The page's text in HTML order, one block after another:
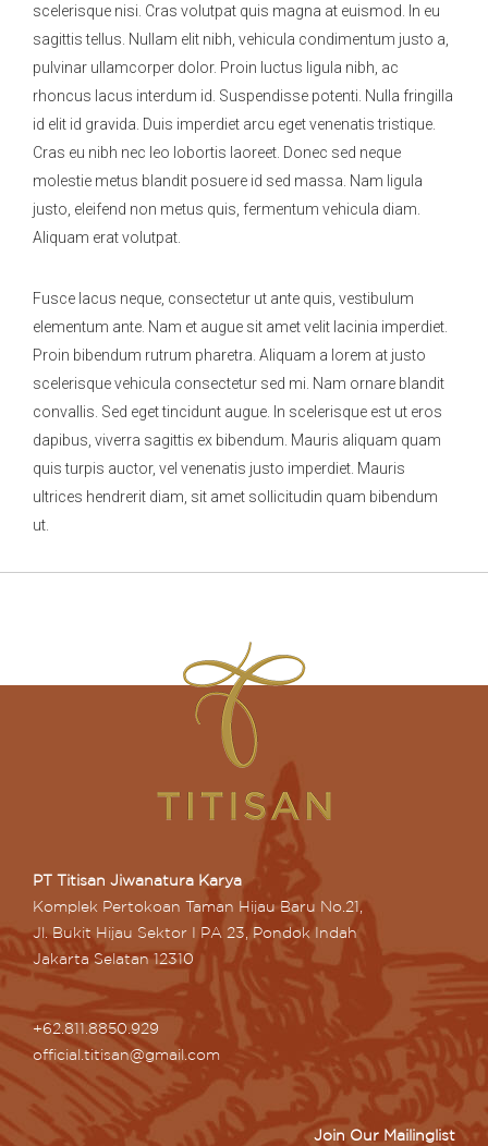
scelerisque nisi. Cras volutpat quis magna at euismod. In eu
sagittis tellus. Nullam elit nibh, vehicula condimentum justo a,
pulvinar ullamcorper dolor. Proin luctus ligula nibh, ac
rhoncus lacus interdum id. Suspendisse potenti. Nulla fringilla
id elit id gravida. Duis imperdiet arcu eget venenatis tristique.
Cras eu nibh nec leo lobortis laoreet. Donec sed neque
molestie metus blandit posuere id sed massa. Nam ligula
justo, eleifend non metus quis, fermentum vehicula diam.
Aliquam erat volutpat.
Fusce lacus neque, consectetur ut ante quis, vestibulum
elementum ante. Nam et augue sit amet velit lacinia imperdiet.
Proin bibendum rutrum pharetra. Aliquam a lorem at justo
scelerisque vehicula consectetur sed mi. Nam ornare blandit
convallis. Sed eget tincidunt augue. In scelerisque est ut eros
dapibus, viverra sagittis ex bibendum. Mauris aliquam quam
quis turpis auctor, vel venenatis justo imperdiet. Mauris
ultrices hendrerit diam, sit amet sollicitudin quam bibendum
ut.
PT Titisan Jiwanatura Karya
Komplek Pertokoan Taman Hijau Baru No.21,
Jl. Bukit Hijau Sektor I PA 23, Pondok Indah
Jakarta Selatan 12310
+62.811.8850.929
official.titisan@gmail.com
Join Our Mailinglist